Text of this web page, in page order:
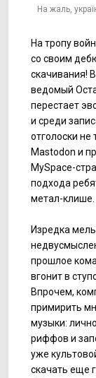
На жаль,
На тропу
со своим
скачивания!
ведомый
перестает
и среди
отголоски не
Mastodon и
MySpace-
подхода
метал-клише.
Изредка
прошлое
вгонит в
Впрочем,
примирить
музыки:
риффов и
уже
скачать еще